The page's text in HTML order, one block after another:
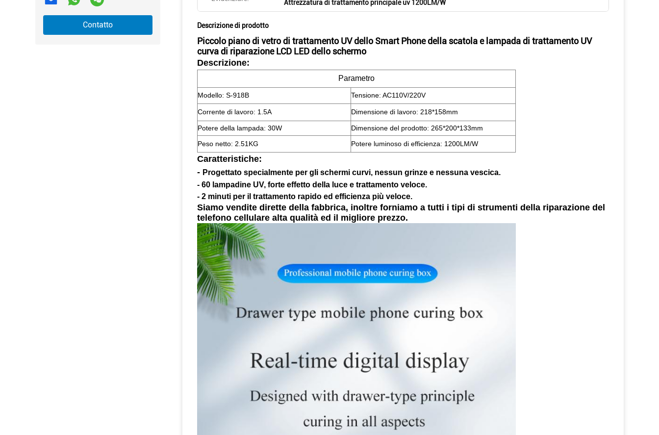
Contatto
Attrezzatura di trattamento principale uv 1200LM/W
Descrizione di prodotto
Piccolo piano di vetro di trattamento UV dello Smart Phone della scatola e lampada di trattamento UV
curva di riparazione LCD LED dello schermo
Descrizione:
Parametro
Modello: S-918B Tensione: AC110V/220V
Corrente di lavoro: 1.5A Dimensione di lavoro: 218*158mm
Potere della lampada: 30W
Dimensione del prodotto: 265*200*133mm
Peso netto: 2.51KG
Potere luminoso di efficienza: 1200LM/W
Caratteristiche:
- Progettato specialmente per gli schermi curvi, nessun grinze e nessuna vescica.
- 60 lampadine UV, forte effetto della luce e trattamento veloce.
- 2 minuti per il trattamento rapido ed efficienza più veloce.
Siamo vendite dirette della fabbrica, inoltre forniamo a tutti i tipi di strumenti della riparazione del
telefono cellulare alta qualità ed il migliore prezzo.